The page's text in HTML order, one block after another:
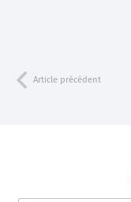
Article précédent